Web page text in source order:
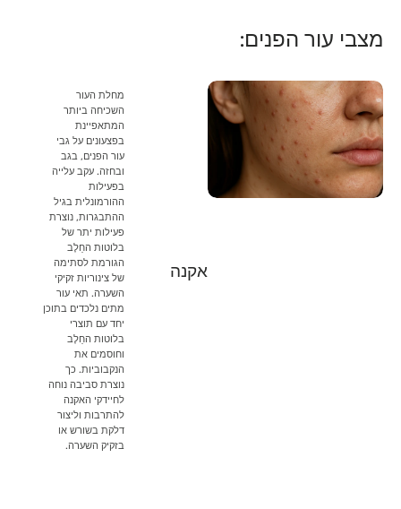
מצבי עור הפנים:
אקנה
מחלת העור
השכיחה ביותר
המתאפיינת
בפצעונים על גבי
עור הפנים, בגב
ובחזה. עקב עלייה
בפעילות
ההורמונלית בגיל
ההתבגרות, נוצרת
פעילות יתר של
בלוטות החֵלֶב
הגורמת לסתימה
של צינוריות זקיקי
השערה. תאי עור
מתים נלכדים בתוכן
יחד עם תוצרי
בלוטות החֵלֶב
וחוסמים את
הנקבוביות. כך
נוצרת סביבה נוחה
לחיידקי האקנה
להתרבות וליצור
דלקת בשורש או
בזקיק השערה.